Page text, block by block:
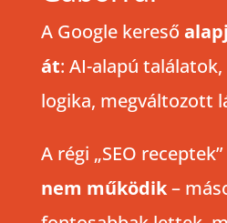
A Google kereső
át: AI-alapú
logika, megváltozott
A régi „SEO
nem működik–